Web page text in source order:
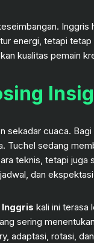
Inggris
energi, tetapi
kualitas pemain
sekadar cuaca.
Tuchel sedang
teknis, tetapi juga
dan
Inggris kali ini terasa
sering
adaptasi, rotasi,